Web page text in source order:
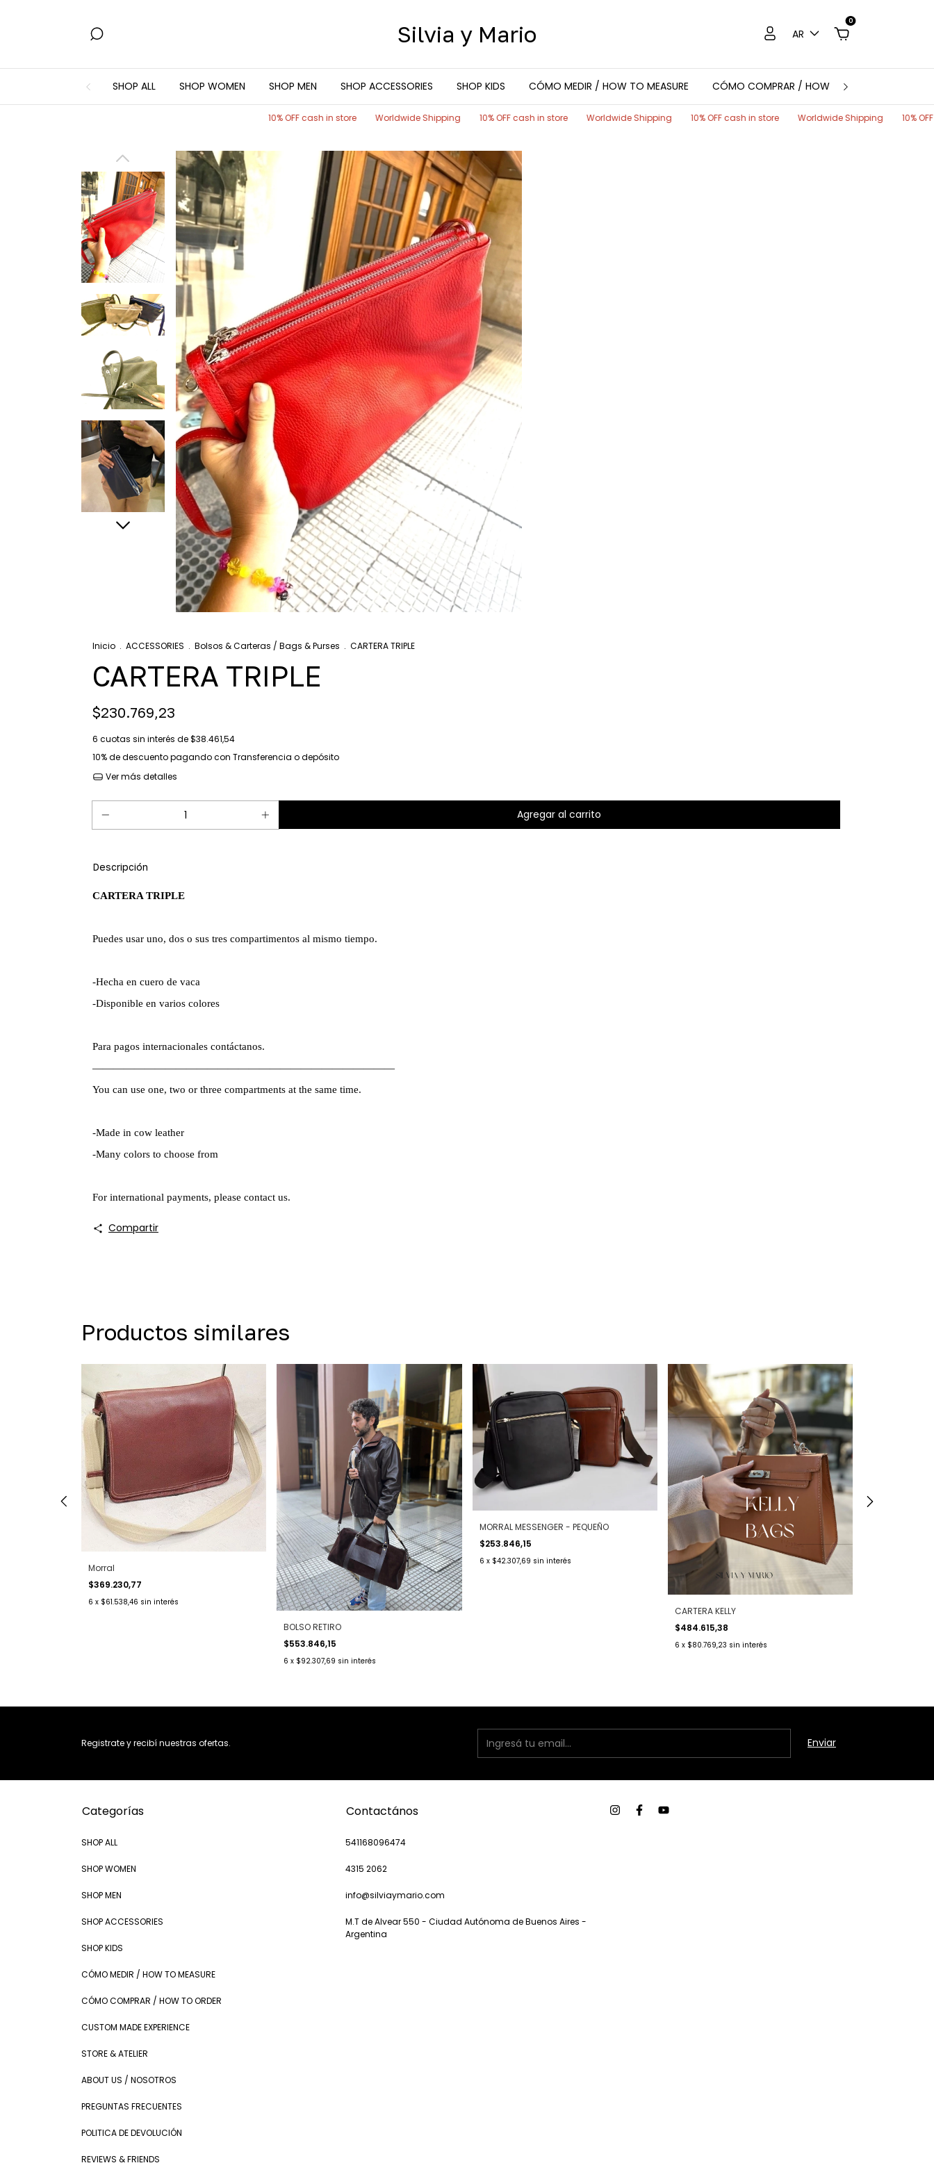
Silvia y Mario AR
0
SHOP ALL SHOP WOMEN SHOP MEN SHOP ACCESSORIES SHOP KIDS CÓMO MEDIR / HOW TO MEASURE CÓMO COMPRAR / HOW TO ORDER
10% OFF cash in store Worldwide Shipping 10% OFF cash in store Worldwide Shipping 10% OFF cash in store Worldwide Shipping 10% OFF cash in
Inicio . ACCESSORIES . Bolsos & Carteras / Bags & Purses . CARTERA TRIPLE
CARTERA TRIPLE
$230.769,23
6 cuotas sin interés de$38.461,54
10% de descuentopagando con Transferencia o depósito
Ver más detalles
Descripción
CARTERA TRIPLE
Puedes usar uno, dos o sus tres compartimentos al mismo tiempo.
-Hecha en cuero de vaca
-Disponible en varios colores
Para pagos internacionales contáctanos.
—————————————————————————————
You can use one, two or three compartments at the same time.
-Made in cow leather
-Many colors to choose from
For international payments, please contact us.
Compartir
Productos similares
Morral
$369.230,77
6 x $61.538,46 sin interés
BOLSO RETIRO
$553.846,15
6 x $92.307,69 sin interés
MORRAL MESSENGER - PEQUEÑO
$253.846,15
6 x $42.307,69 sin interés
CARTERA KELLY
$484.615,38
6 x $80.769,23 sin interés
Registrate y recibí nuestras ofertas.
Categorías
SHOP ALL
SHOP WOMEN
SHOP MEN
SHOP ACCESSORIES
SHOP KIDS
CÓMO MEDIR / HOW TO MEASURE
CÓMO COMPRAR / HOW TO ORDER
CUSTOM MADE EXPERIENCE
STORE & ATELIER
ABOUT US / NOSOTROS
PREGUNTAS FRECUENTES
POLITICA DE DEVOLUCIÓN
REVIEWS & FRIENDS
Contactános
541168096474
4315 2062
info@silviaymario.com
M.T de Alvear 550 - Ciudad Autónoma de Buenos Aires -
Argentina